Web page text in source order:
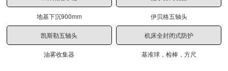
地基下沉900mm 伊贝格五轴头
凯斯勒五轴头 机床全封闭式防护
油雾收集器 基准球，检棒，方尺